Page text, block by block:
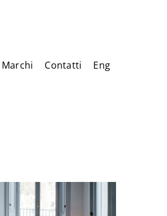
Marchi Contatti Eng